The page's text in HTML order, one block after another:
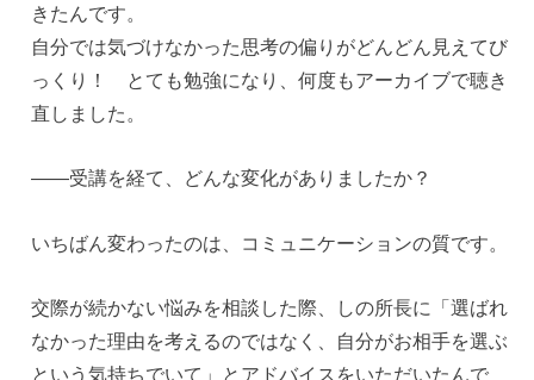
きたんです。
自分では気づけなかった思考の偏りがどんどん見えてび
っくり！ とても勉強になり、何度もアーカイブで聴き
直しました。
——受講を経て、どんな変化がありましたか？
いちばん変わったのは、コミュニケーションの質です。
交際が続かない悩みを相談した際、しの所長に「選ばれ
なかった理由を考えるのではなく、自分がお相手を選ぶ
という気持ちでいて」とアドバイスをいただいたんで